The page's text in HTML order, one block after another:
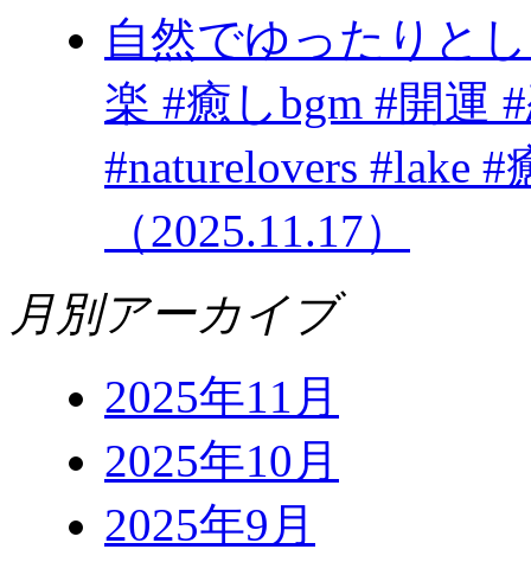
自然でゆったりと
楽 #癒しbgm #開運
#naturelovers #lake
（2025.11.17）
月別アーカイブ
2025年11月
2025年10月
2025年9月